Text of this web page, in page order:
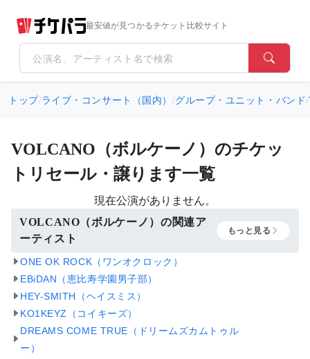
最安値が見つかるチケット比較サイト
トップ/ライブ・コンサート（国内） /グループ・ユニット・バンド/
VOLCANO（ボルケーノ）のチケッ
トリセール・譲ります一覧
現在公演がありません。
VOLCANO（ボルケーノ）の関連ア
ーティスト
もっと見る
ONE OK ROCK（ワンオクロック）
EBiDAN（恵比寿学園男子部）
HEY-SMITH（ヘイスミス）
KO1KEYZ（コイキーズ）
DREAMS COME TRUE（ドリームズカムトゥル
ー）